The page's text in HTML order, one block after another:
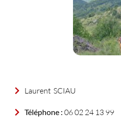
Laurent SCIAU
Téléphone : 06 02 24 13 99